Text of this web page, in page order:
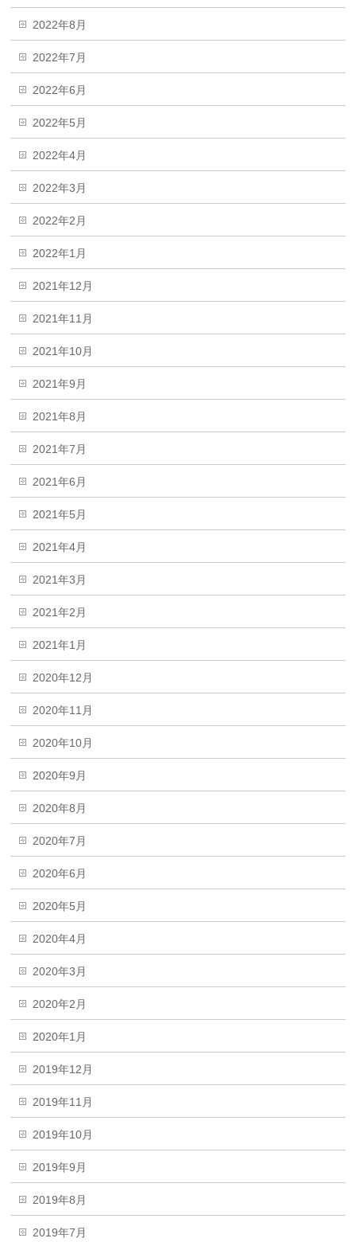
2022年8月
2022年7月
2022年6月
2022年5月
2022年4月
2022年3月
2022年2月
2022年1月
2021年12月
2021年11月
2021年10月
2021年9月
2021年8月
2021年7月
2021年6月
2021年5月
2021年4月
2021年3月
2021年2月
2021年1月
2020年12月
2020年11月
2020年10月
2020年9月
2020年8月
2020年7月
2020年6月
2020年5月
2020年4月
2020年3月
2020年2月
2020年1月
2019年12月
2019年11月
2019年10月
2019年9月
2019年8月
2019年7月